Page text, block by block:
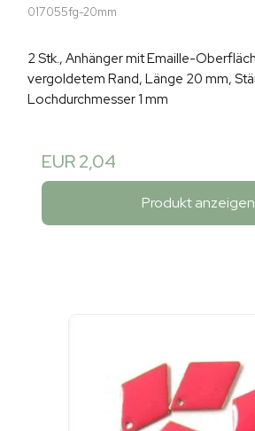
017055fg-20mm
2 Stk., Anhänger mit Emaille-
vergoldetem Rand, Länge 20 mm,
Lochdurchmesser 1 mm
EUR 2,04
Produkt anzeigen